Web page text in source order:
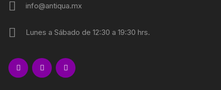
info@antiqua.mx
Lunes a Sábado de 12:30 a 19:30 hrs.